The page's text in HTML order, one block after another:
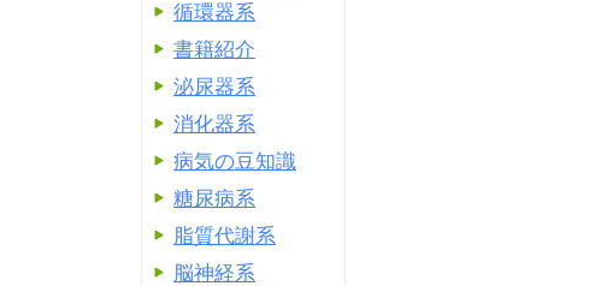
循環器系
書籍紹介
泌尿器系
消化器系
病気の豆知識
糖尿病系
脂質代謝系
脳神経系